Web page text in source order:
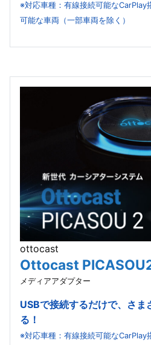
※対応車種：有線接続可能なCarPlay
可能な車両（一部車両を除く）
ottocast
Ottocast
メディアアダプター
USBで接続するだけで、さま
る！
※対応車種：有線接続可能なCarPlay